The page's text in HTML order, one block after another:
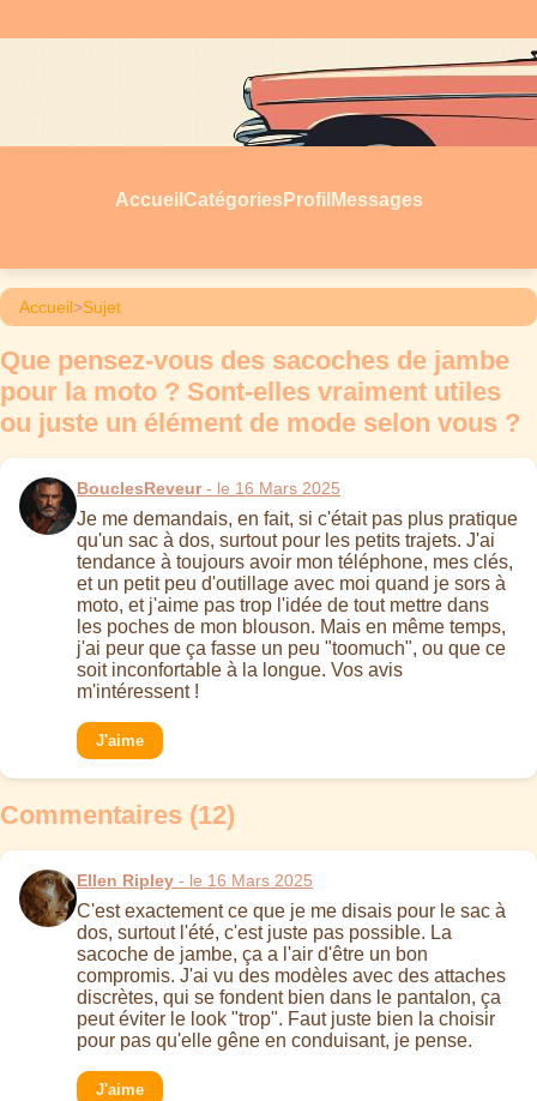
Accueil Catégories Profil Messages
Accueil>Sujet
Que pensez-vous des sacoches de jambe
pour la moto ? Sont-elles vraiment utiles
ou juste un élément de mode selon vous ?
BouclesReveur- le 16 Mars 2025
Je me demandais, en fait, si c'était pas plus pratique
qu'un sac à dos, surtout pour les petits trajets. J'ai
tendance à toujours avoir mon téléphone, mes clés,
et un petit peu d'outillage avec moi quand je sors à
moto, et j'aime pas trop l'idée de tout mettre dans
les poches de mon blouson. Mais en même temps,
j'ai peur que ça fasse un peu "toomuch", ou que ce
soit inconfortable à la longue. Vos avis
m'intéressent !
J'aime
Commentaires (12)
Ellen Ripley - le 16 Mars 2025
C'est exactement ce que je me disais pour le sac à
dos, surtout l'été, c'est juste pas possible. La
sacoche de jambe, ça a l'air d'être un bon
compromis. J'ai vu des modèles avec des attaches
discrètes, qui se fondent bien dans le pantalon, ça
peut éviter le look "trop". Faut juste bien la choisir
pour pas qu'elle gêne en conduisant, je pense.
J'aime